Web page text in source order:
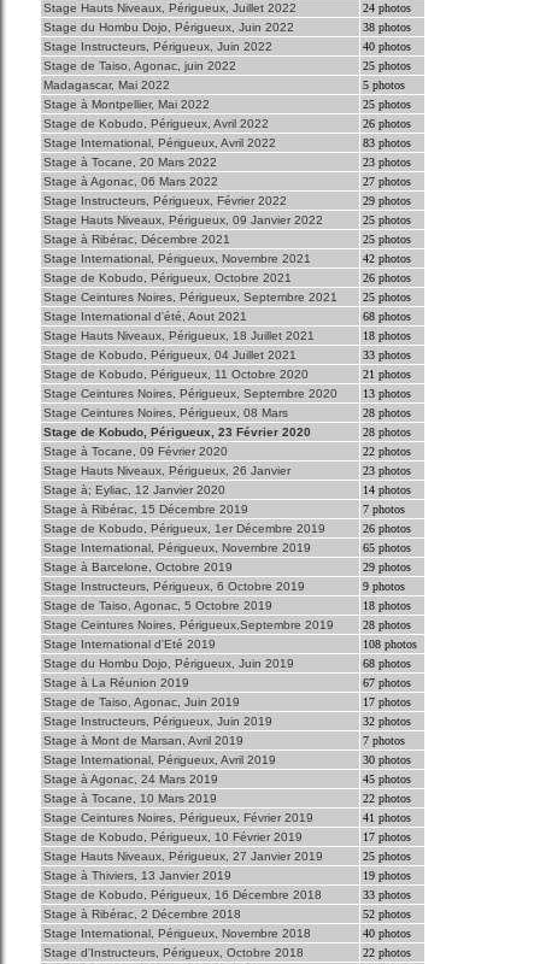
Stage Hauts Niveaux, Périgueux, Juillet 2022
24 photos
Stage du Hombu Dojo, Périgueux, Juin 2022
38 photos
Stage Instructeurs, Périgueux, Juin 2022
40 photos
Stage de Taiso, Agonac, juin 2022
25 photos
Madagascar, Mai 2022
5 photos
Stage à Montpellier, Mai 2022
25 photos
Stage de Kobudo, Périgueux, Avril 2022
26 photos
Stage International, Périgueux, Avril 2022
83 photos
Stage à Tocane, 20 Mars 2022
23 photos
Stage à Agonac, 06 Mars 2022
27 photos
Stage Instructeurs, Périgueux, Février 2022
29 photos
Stage Hauts Niveaux, Périgueux, 09 Janvier 2022
25 photos
Stage à Ribérac, Décembre 2021
25 photos
Stage International, Périgueux, Novembre 2021
42 photos
Stage de Kobudo, Périgueux, Octobre 2021
26 photos
Stage Ceintures Noires, Périgueux, Septembre 2021
25 photos
Stage International d'été, Aout 2021
68 photos
Stage Hauts Niveaux, Périgueux, 18 Juillet 2021
18 photos
Stage de Kobudo, Périgueux, 04 Juillet 2021
33 photos
Stage de Kobudo, Périgueux, 11 Octobre 2020
21 photos
Stage Ceintures Noires, Périgueux, Septembre 2020
13 photos
Stage Ceintures Noires, Périgueux, 08 Mars
28 photos
Stage de Kobudo, Périgueux, 23 Février 2020
28 photos
Stage à Tocane, 09 Février 2020
22 photos
Stage Hauts Niveaux, Périgueux, 26 Janvier
23 photos
Stage à; Eyliac, 12 Janvier 2020
14 photos
Stage à Ribérac, 15 Décembre 2019
7 photos
Stage de Kobudo, Périgueux, 1er Décembre 2019
26 photos
Stage International, Périgueux, Novembre 2019
65 photos
Stage à Barcelone, Octobre 2019
29 photos
Stage Instructeurs, Périgueux, 6 Octobre 2019
9 photos
Stage de Taiso, Agonac, 5 Octobre 2019
18 photos
Stage Ceintures Noires, Périgueux,Septembre 2019
28 photos
Stage International d'Eté 2019
108 photos
Stage du Hombu Dojo, Périgueux, Juin 2019
68 photos
Stage à La Réunion 2019
67 photos
Stage de Taiso, Agonac, Juin 2019
17 photos
Stage Instructeurs, Périgueux, Juin 2019
32 photos
Stage à Mont de Marsan, Avril 2019
7 photos
Stage International, Périgueux, Avril 2019
30 photos
Stage à Agonac, 24 Mars 2019
45 photos
Stage à Tocane, 10 Mars 2019
22 photos
Stage Ceintures Noires, Périgueux, Février 2019
41 photos
Stage de Kobudo, Périgueux, 10 Février 2019
17 photos
Stage Hauts Niveaux, Périgueux, 27 Janvier 2019
25 photos
Stage à Thiviers, 13 Janvier 2019
19 photos
Stage de Kobudo, Périgueux, 16 Décembre 2018
33 photos
Stage à Ribérac, 2 Décembre 2018
52 photos
Stage International, Périgueux, Novembre 2018
40 photos
Stage d'Instructeurs, Périgueux, Octobre 2018
22 photos